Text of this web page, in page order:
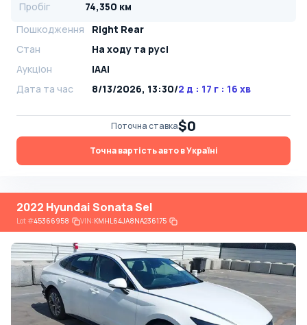
Пробіг
74,350 км
Пошкодження
Right Rear
Стан
На ​​ходу та русі
Аукціон
IAAI
Дата та час
8/13/2026, 13:30/2 д : 17 г : 16 хв
Поточна ставка$0
Точна вартість авто в Україні
2022 Hyundai Sonata Sel
Lot#45366958 VIN:KMHL64JA8NA236175